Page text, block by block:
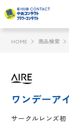
HOME 商品検索
ワンデーア
サークルレンズ